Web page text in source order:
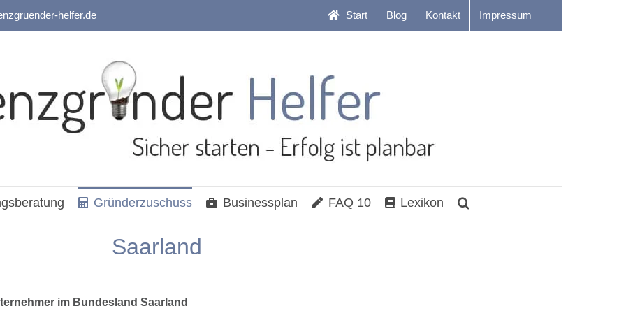
helfer.de Start Blog Kontakt Impressum
Gründerzuschuss Businessplan FAQ 10 Lexikon
Saarland
im Bundesland Saarland